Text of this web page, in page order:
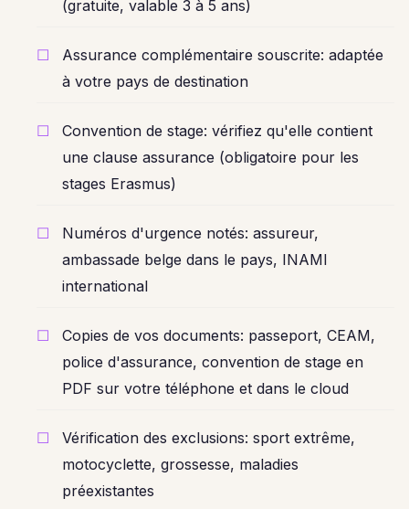
(gratuite, valable 3 à 5 ans)
Assurance complémentaire souscrite: adaptée
à votre pays de destination
Convention de stage: vérifiez qu'elle contient
une clause assurance (obligatoire pour les
stages Erasmus)
Numéros d'urgence notés: assureur,
ambassade belge dans le pays, INAMI
international
Copies de vos documents: passeport, CEAM,
police d'assurance, convention de stage en
PDF sur votre téléphone et dans le cloud
Vérification des exclusions: sport extrême,
motocyclette, grossesse, maladies
préexistantes